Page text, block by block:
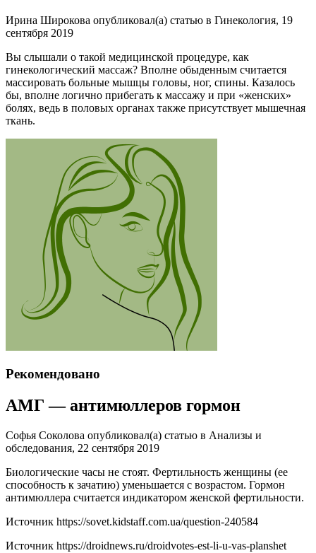
Ирина Широкова опубликовал(а) статью в Гинекология, 19
сентября 2019
Вы слышали о такой медицинской процедуре, как
гинекологический массаж? Вполне обыденным считается
массировать больные мышцы головы, ног, спины. Казалось
бы, вполне логично прибегать к массажу и при «женских»
болях, ведь в половых органах также присутствует мышечная
ткань.
Рекомендовано
АМГ — антимюллеров гормон
Софья Соколова опубликовал(а) статью в Анализы и
обследования, 22 сентября 2019
Биологические часы не стоят. Фертильность женщины (ее
способность к зачатию) уменьшается с возрастом. Гормон
антимюллера считается индикатором женской фертильности.
Источник https://sovet.kidstaff.com.ua/question-240584
Источник https://droidnews.ru/droidvotes-est-li-u-vas-planshet